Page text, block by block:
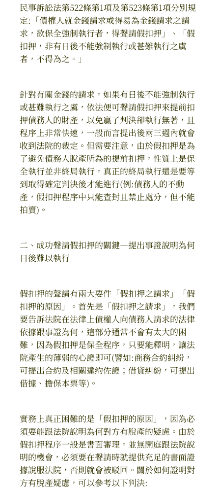
民事訴訟法第522條第1項及第523條第1項分別規
定:「債權人就金錢請求或得易為金錢請求之請
求，欲保全強制執行者，得聲請假扣押」、「假
扣押，非有日後不能強制執行或甚難執行之虞
者，不得為之。」
針對有關金錢的請求，如果有日後不能強制執行
或甚難執行之虞，依法便可聲請假扣押來提前扣
押債務人的財產，以免贏了判決卻執行無著，且
程序上非常快速，一般而言提出後兩三週內就會
收到法院的裁定。但需要注意，由於假扣押是為
了避免債務人脫產所為的提前扣押，性質上是保
全執行並非終局執行，真正的終局執行還是要等
到取得確定判決後才能進行(例:債務人的不動
產，假扣押程序中只能查封且禁止處分，但不能
拍賣)。
二、成功聲請假扣押的關鍵—提出事證說明為何
日後難以執行
假扣押的聲請有兩大要件「假扣押之請求」「假
扣押的原因」。首先是「假扣押之請求」，我們
要告訴法院在法律上債權人向債務人請求的法律
依據跟事證為何，這部分通常不會有太大的困
難，因為假扣押是保全程序，只要能釋明，讓法
院產生的薄弱的心證即可(譬如:商務合約糾紛，
可提出合約及相關違約佐證；借貸糾紛，可提出
借據、擔保本票等)。
實務上真正困難的是「假扣押的原因」，因為必
須要能跟法院說明為何對方有脫產的疑慮。由於
假扣押程序一般是書面審理，並無開庭跟法院說
明的機會，必須要在聲請時就提供充足的書面證
據說服法院，否則就會被駁回。關於如何證明對
方有脫產疑慮，可以參考以下判決: